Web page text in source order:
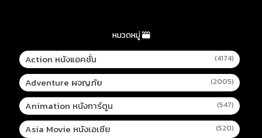
หมวดหมู่
Action หนังแอคชั่น (4174)
Adventure ผจญภัย (2005)
Animation หนังการ์ตูน (547)
Asia Movie หนังเอเชีย (520)